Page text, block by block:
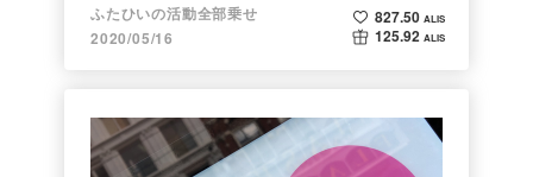
ふたひいの活動全部乗せ
2020/05/16
827.50 ALIS
125.92 ALIS